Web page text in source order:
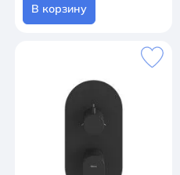
В корзину